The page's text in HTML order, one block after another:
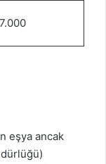
7.000
eşya ancak